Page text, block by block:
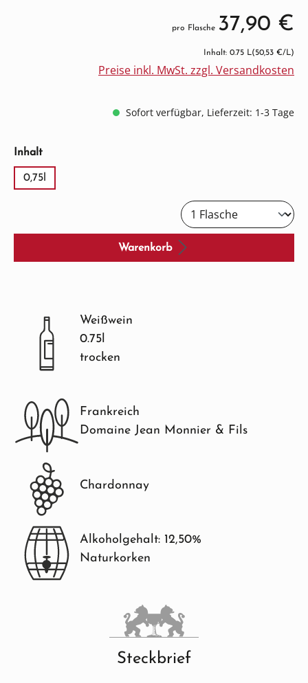
pro Flasche 37,90 €
Inhalt: 0.75 L(50,53 €/L)
Preise inkl. MwSt. zzgl. Versandkosten
Sofort verfügbar, Lieferzeit: 1-3 Tage
Inhaltauswählen
0,75l
Warenkorb
Weißwein
0.75l
trocken
Frankreich
Domaine Jean Monnier & Fils
Chardonnay
Alkoholgehalt: 12,50%
Naturkorken
Steckbrief